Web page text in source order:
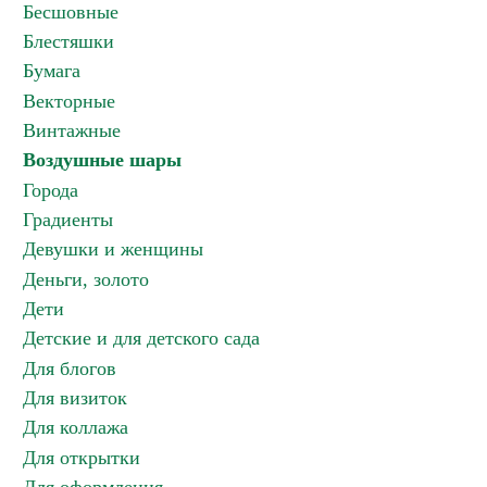
Бесшовные
Блестяшки
Бумага
Векторные
Винтажные
Воздушные шары
Города
Градиенты
Девушки и женщины
Деньги, золото
Дети
Детские и для детского сада
Для блогов
Для визиток
Для коллажа
Для открытки